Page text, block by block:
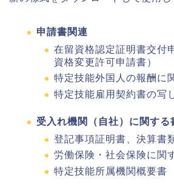
申請書関連
在留資格認定証明書交付
資格変更許可申請書）
特定技能外国人の報酬に
特定技能雇用契約書の写
受入れ機関（自社）に関する
登記事項証明書、決算書
労働保険・社会保険に関
特定技能所属機関概要書